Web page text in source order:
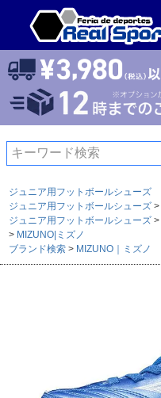
ジュニア用フットボールシューズ
ジュニア用フットボールシューズ
ジュニア用フットボールシューズ
MIZUNO|ミズノ
ブランド検索
MIZUNO｜ミズノ